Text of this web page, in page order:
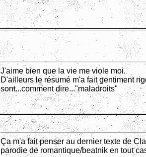
J'aime bien que la vie me viole moi.
D'ailleurs le résumé m'a fait gentiment
sont...comment dire..."maladroits"
Ça m'a fait penser au dernier texte de
parodie de romantique/beatnik en tout